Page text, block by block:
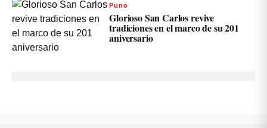
Puno
Glorioso San Carlos revive
tradiciones en el marco de su 201
aniversario